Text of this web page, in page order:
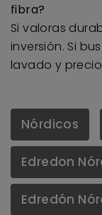
fibra?
Si valoras
inversión. Si
lavado y
Nórdicos
Edredon
Edredón